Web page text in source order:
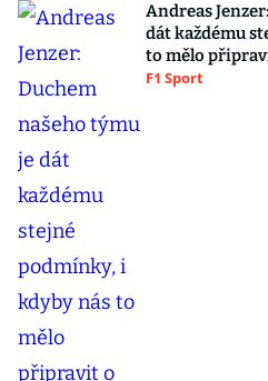
Andreas
dát každému
to mělo
F1 Sport